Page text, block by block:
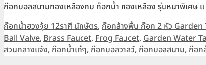
ก๊อกบอลสนามทองเหลืองกบ ก๊อกน้ำ ทองเหลือง รุ่นหนาพิเศษ
Categories
ก๊อกน้ำฮวงจุ้ย 12ราศี นักษัตร, ก๊อกล้างพื้น ก๊อก 2 หัว Garden
Ball Valve, Brass Faucet, Frog Faucet, Garden Water
สวนกลางแจ้ง, ก๊อกน้ำเก๋ๆ, ก๊อกบอลวาลว์, ก๊อกบอลสนาม, ก๊อก